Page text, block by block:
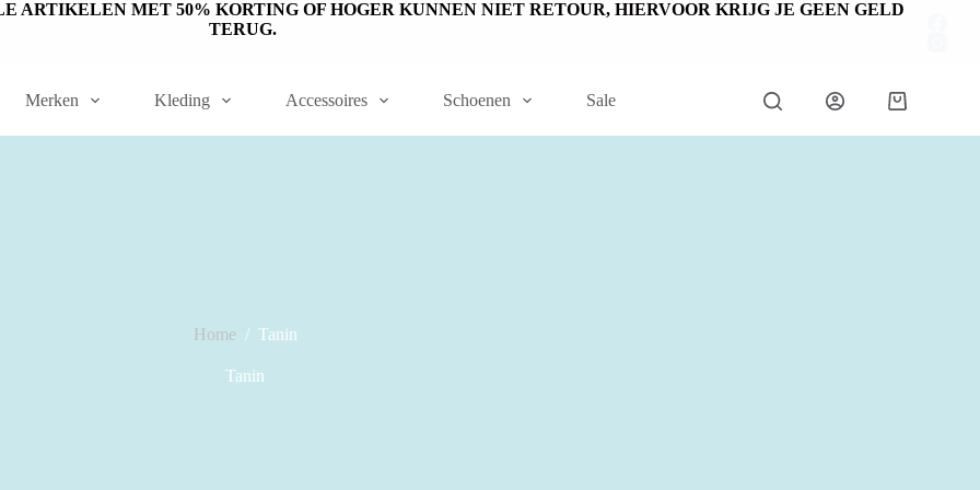
ARTIKELEN MET 50% KORTING OF HOGER KUNNEN NIET RETOUR, HIERVOOR KRIJG JE GEEN GELD
TERUG.
Merken Kleding Accessoires Schoenen Sale
Home / Tanin
Tanin